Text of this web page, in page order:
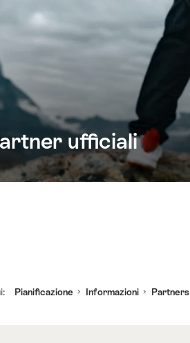
ufficiali
Pianificazione Informazioni Partners